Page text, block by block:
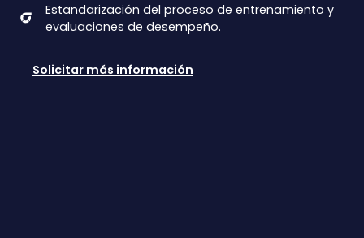
Estandarización del proceso de entrenamiento y
evaluaciones de desempeño.
Solicitar más información